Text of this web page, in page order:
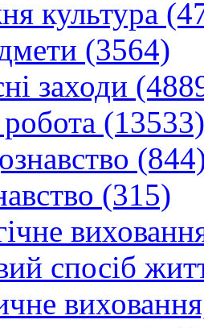
культура
(3564)
заходи
(13533)
(315)
спосіб